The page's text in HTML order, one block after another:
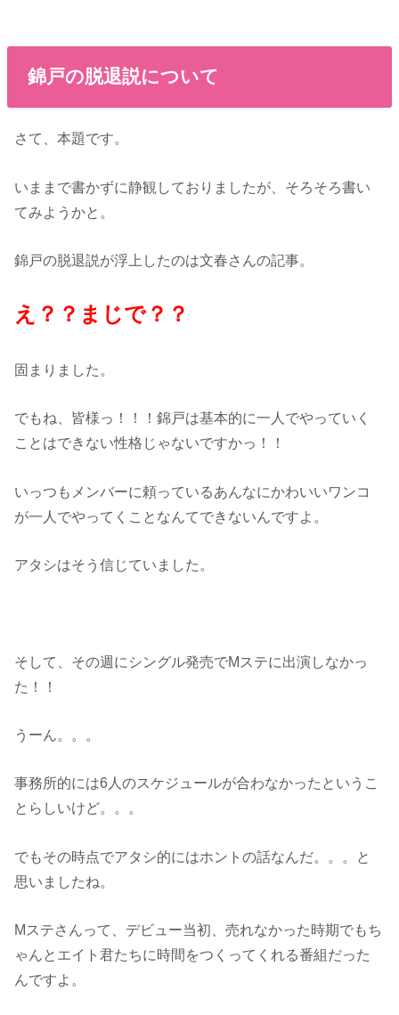
錦戸の脱退説について
さて、本題です。
いままで書かずに静観しておりましたが、そろそろ書い
てみようかと。
錦戸の脱退説が浮上したのは文春さんの記事。
え？？まじで？？
固まりました。
でもね、皆様っ！！！錦戸は基本的に一人でやっていく
ことはできない性格じゃないですかっ！！
いっつもメンバーに頼っているあんなにかわいいワンコ
が一人でやってくことなんてできないんですよ。
アタシはそう信じていました。
そして、その週にシングル発売でMステに出演しなかっ
た！！
うーん。。。
事務所的には6人のスケジュールが合わなかったというこ
とらしいけど。。。
でもその時点でアタシ的にはホントの話なんだ。。。と
思いましたね。
Mステさんって、デビュー当初、売れなかった時期でもち
ゃんとエイト君たちに時間をつくってくれる番組だった
んですよ。